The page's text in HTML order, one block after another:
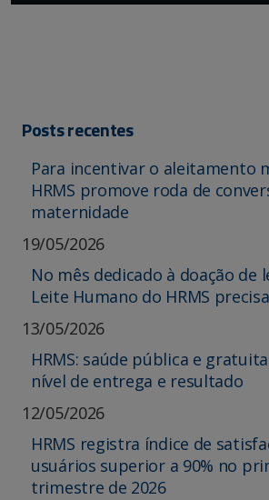
Posts recentes
Para incentivar o aleitamento
HRMS promove roda de
maternidade
19/05/2026
No mês dedicado à doação de
Leite Humano do HRMS
13/05/2026
HRMS: saúde pública e
nível de entrega e resultado
12/05/2026
HRMS registra índice de
usuários superior a 90% no
trimestre de 2026